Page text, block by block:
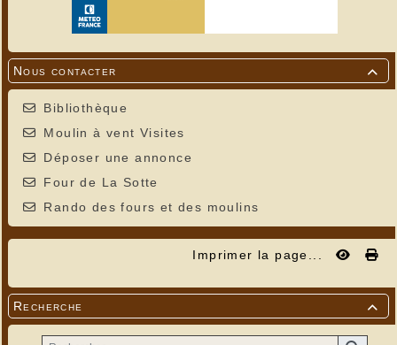

Nous contacter
Bibliothèque
Moulin à vent Visites
Déposer une annonce
Four de La Sotte
Rando des fours et des moulins
Imprimer la page...

Recherche